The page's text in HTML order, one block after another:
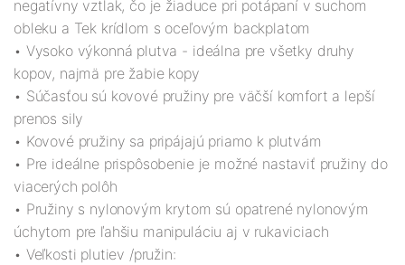
negatívny vztlak, čo je žiaduce pri potápaní v suchom
obleku a Tek krídlom s oceľovým backplatom
• Vysoko výkonná plutva - ideálna pre všetky druhy
kopov, najmä pre žabie kopy
• Súčasťou sú kovové pružiny pre väčší komfort a lepší
prenos sily
• Kovové pružiny sa pripájajú priamo k plutvám
• Pre ideálne prispôsobenie je možné nastaviť pružiny do
viacerých polôh
• Pružiny s nylonovým krytom sú opatrené nylonovým
úchytom pre ľahšiu manipuláciu aj v rukaviciach
• Veľkosti plutiev /pružin: